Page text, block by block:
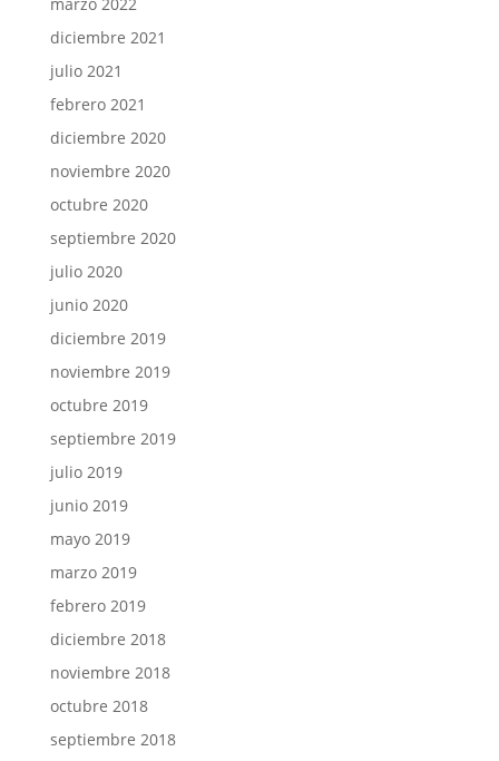
diciembre 2021
julio 2021
febrero 2021
diciembre 2020
noviembre 2020
octubre 2020
septiembre 2020
julio 2020
junio 2020
diciembre 2019
noviembre 2019
octubre 2019
septiembre 2019
julio 2019
junio 2019
mayo 2019
marzo 2019
febrero 2019
diciembre 2018
noviembre 2018
octubre 2018
septiembre 2018